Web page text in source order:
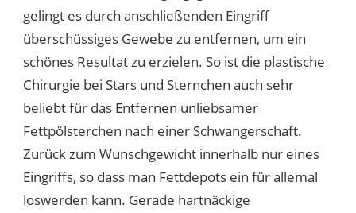
gelingt es durch anschließenden Eingriff
überschüssiges Gewebe zu entfernen, um ein
schönes Resultat zu erzielen. So ist die plastische
Chirurgie bei Stars und Sternchen auch sehr
beliebt für das Entfernen unliebsamer
Fettpölsterchen nach einer Schwangerschaft.
Zurück zum Wunschgewicht innerhalb nur eines
Eingriffs, so dass man Fettdepots ein für allemal
loswerden kann. Gerade hartnäckige